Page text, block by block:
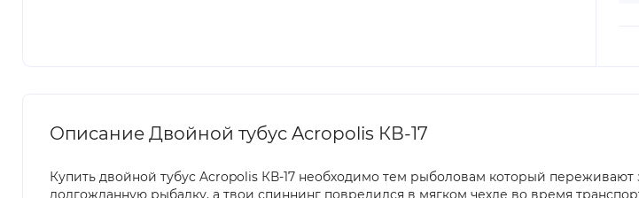
Описание Двойной тубус Acropolis КВ-17
Купить двойной тубус Acropolis КВ-17 необходимо тем рыболовам который
долгожданную рыбалку, а твои спиннинг повредился в мягком чехле во время